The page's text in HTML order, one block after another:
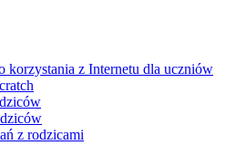
korzystania z Internetu dla uczniów
z rodzicami